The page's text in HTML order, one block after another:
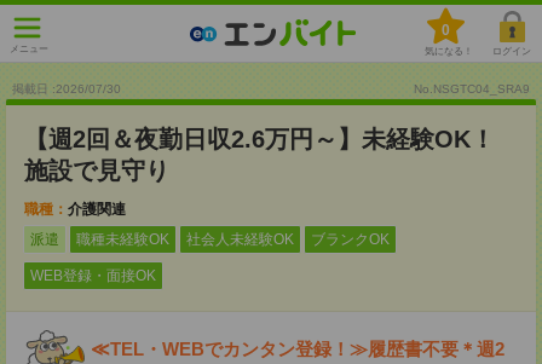
メニュー
0
気になる！ ログイン
掲載日 :2026/07/30 No.NSGTC04_SRA9
【週2回＆夜勤日収2.6万円～】未経験OK！
施設で見守り
職種： 介護関連
派遣
職種未経験OK 社会人未経験OK ブランクOK
WEB登録・面接OK
≪TEL・WEBでカンタン登録！≫履歴書不要＊週2